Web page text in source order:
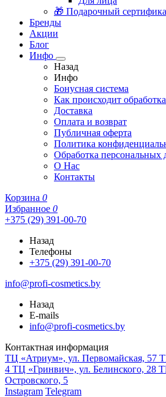
🎁 Подарочный
Бренды
Акции
Блог
Инфо
Назад
Инфо
Бонусная система
Как происходит обработка
Доставка
Оплата и возврат
Публичная оферта
Политика
Обработка персональных
О Нас
Контакты
Корзина 0
Избранное 0
+375 (29) 391-00-70
Назад
Телефоны
+375 (29) 391-00-70
info@profi-cosmetics.by
Назад
E-mails
info@profi-cosmetics.by
Контактная информация
ТЦ «Атриум», ул. Первомайская, 57
4 ТЦ «Гринвич», ул. Белинского, 28
Островского, 5
Instagram Telegram